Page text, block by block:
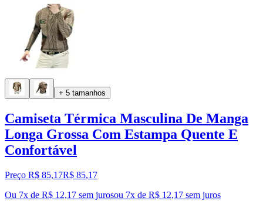
+ 5 tamanhos
Camiseta Térmica Masculina De Manga
Longa Grossa Com Estampa Quente E
Confortável
Preço R$ 85,17R$ 85,17
Ou 7x de R$ 12,17 sem jurosou 7x de R$ 12,17 sem juros